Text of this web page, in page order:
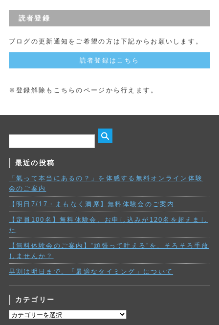
読者登録
ブログの更新通知をご希望の方は下記からお願いします。
読者登録はこちら
※登録解除もこちらのページから行えます。
最近の投稿
「氣って本当にあるの？」を体感する無料オンライン体験
会のご案内
【明日7/17・まもなく満席】無料体験会のご案内
【定員100名】無料体験会、お申し込みが120名を超えまし
た
【無料体験会のご案内】“頑張って叶える”を、そろそろ手放
しませんか？
早割は明日まで。「最適なタイミング」について
カテゴリー
カ